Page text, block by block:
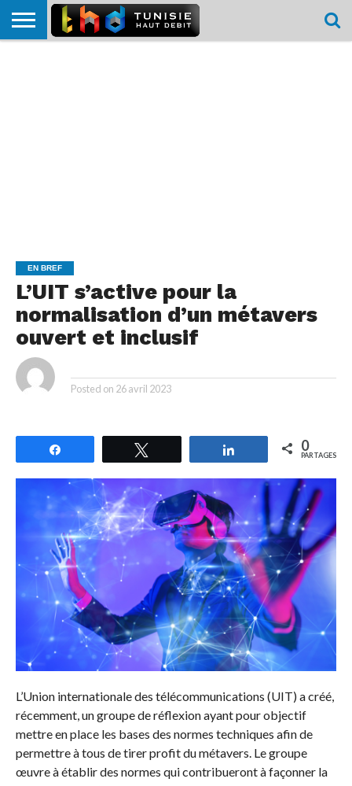
EN BREF
L’UIT s’active pour la
normalisation d’un métavers
ouvert et inclusif
Posted on 26 avril 2023
Partagez 0
PARTAGES
L’Union internationale des télécommunications (UIT) a créé,
récemment, un groupe de réflexion ayant pour objectif
mettre en place les bases des normes techniques afin de
permettre à tous de tirer profit du métavers. Le groupe
œuvre à établir des normes qui contribueront à façonner la